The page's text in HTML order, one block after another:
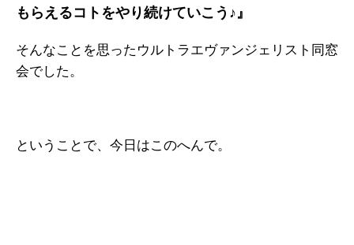
もらえるコトをやり続けていこう♪』
そんなことを思ったウルトラエヴァンジェリスト同窓
会でした。
ということで、今日はこのへんで。